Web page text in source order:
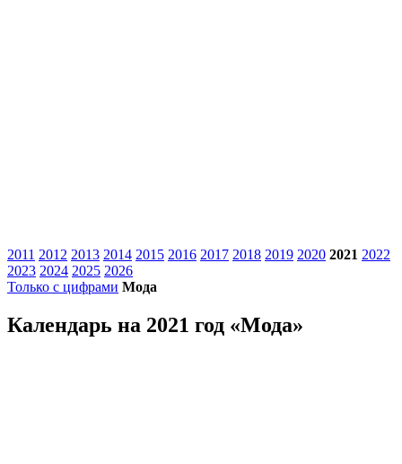
2011 2012 2013 2014 2015 2016 2017 2018 2019 2020 2021 2022
2023 2024 2025 2026
Только с цифрами Мода
Календарь на 2021 год «Мода»